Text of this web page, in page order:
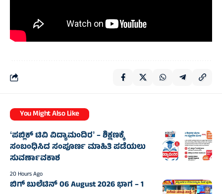
You Might Also Like
ʻಪಬ್ಲಿಕ್‌ ಟಿವಿ ವಿದ್ಯಾಮಂದಿರʼ – ಶಿಕ್ಷಣಕ್ಕೆ
ಸಂಬಂಧಿಸಿದ ಸಂಪೂರ್ಣ ಮಾಹಿತಿ ಪಡೆಯಲು
ಸುವರ್ಣಾವಕಾಶ
20 Hours Ago
ಬಿಗ್‌ ಬುಲೆಟಿನ್‌ 06 August 2026 ಭಾಗ – 1